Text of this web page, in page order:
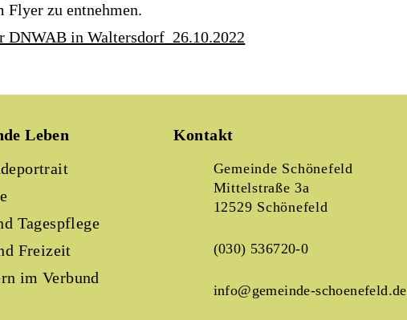
zu entnehmen.
DNWAB in Waltersdorf_26.10.2022
Leben
Tagespflege
Freizeit
im Verbund
Kontakt
Gemeinde Schönefeld
Mittelstraße 3a
12529 Schönefeld
(030) 536720-0
info@gemeinde-schoenefeld.de